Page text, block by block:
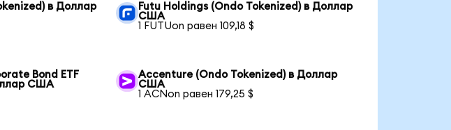
в Доллар
Futu Holdings (Ondo Tokenized) в Доллар
США
1 FUTUon равен 109,18 $
Bond ETF
США
Accenture (Ondo Tokenized) в Доллар
США
1 ACNon равен 179,25 $